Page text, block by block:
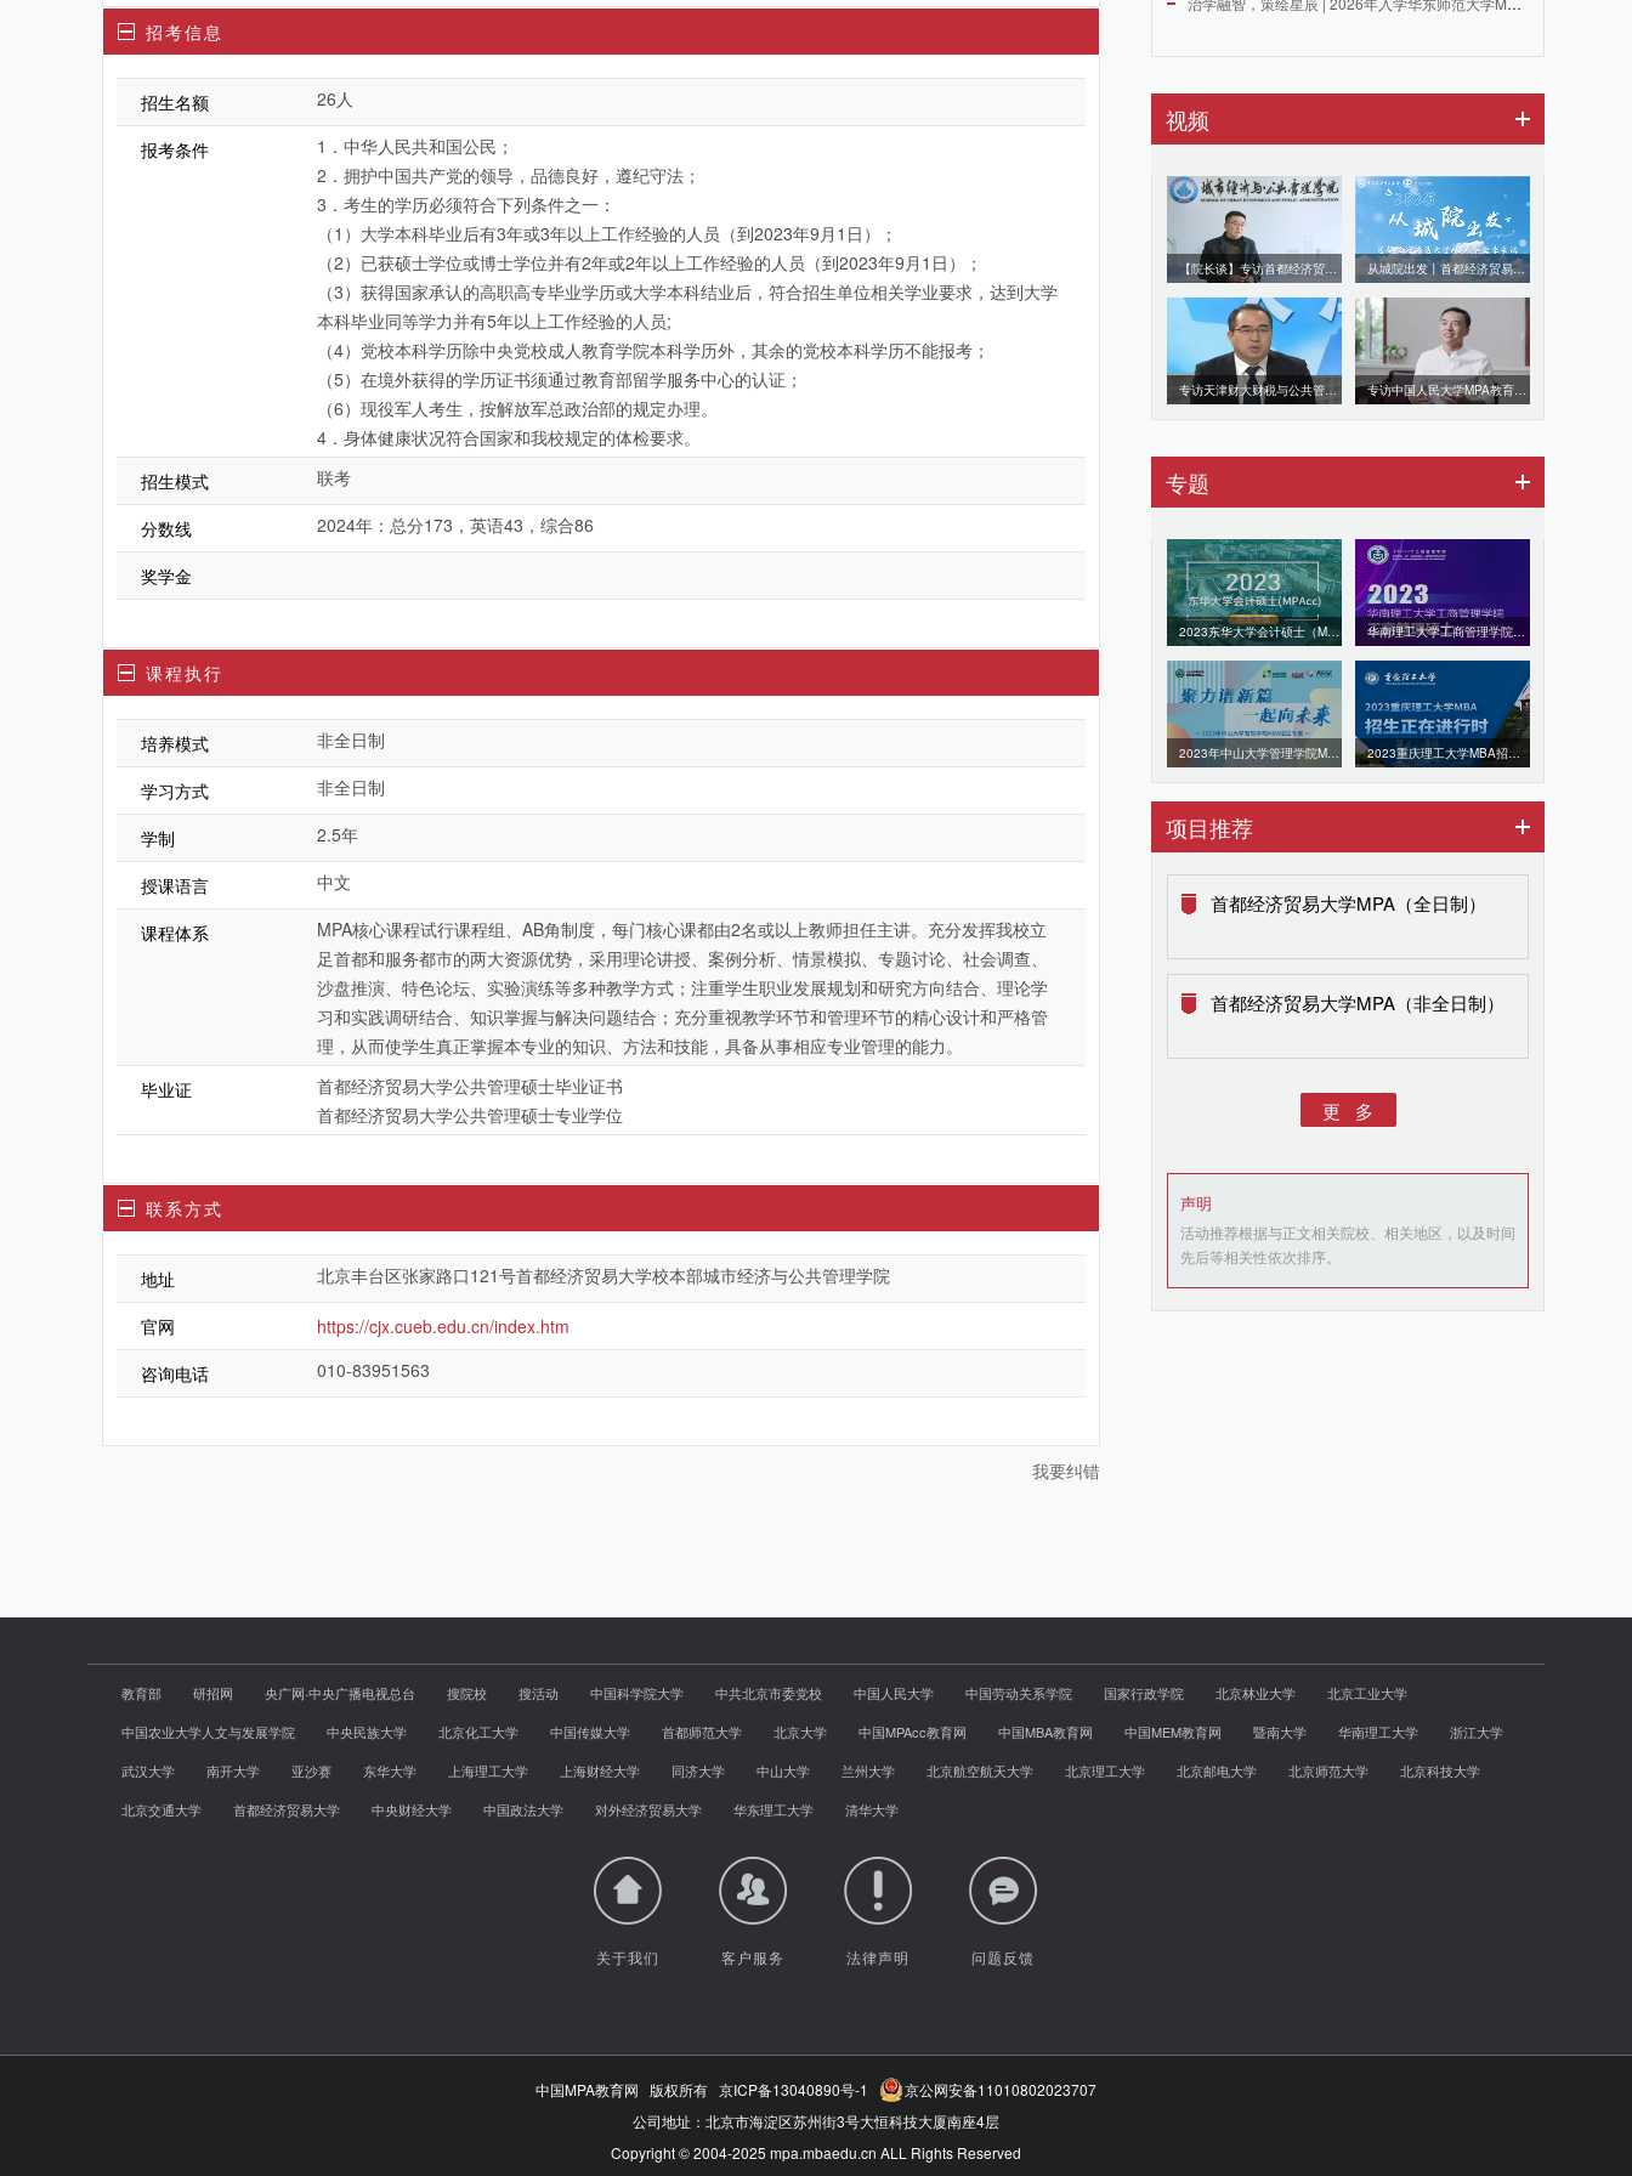
招考信息
招生名额 26人
报考条件
1．中华人民共和国公民；
2．拥护中国共产党的领导，品德良好，遵纪守法；
3．考生的学历必须符合下列条件之一：
（1）大学本科毕业后有3年或3年以上工作经验的人员（到2023年9月1日）；
（2）已获硕士学位或博士学位并有2年或2年以上工作经验的人员（到2023年9月1日）；
（3）获得国家承认的高职高专毕业学历或大学本科结业后，符合招生单位相关学业要求，达到大学
本科毕业同等学力并有5年以上工作经验的人员;
（4）党校本科学历除中央党校成人教育学院本科学历外，其余的党校本科学历不能报考；
（5）在境外获得的学历证书须通过教育部留学服务中心的认证；
（6）现役军人考生，按解放军总政治部的规定办理。
4．身体健康状况符合国家和我校规定的体检要求。
招生模式
联考
分数线 2024年：总分173，英语43，综合86
奖学金
课程执行
培养模式 非全日制
学习方式 非全日制
学制 2.5年
授课语言 中文
课程体系
MPA核心课程试行课程组、AB角制度，每门核心课都由2名或以上教师担任主讲。充分发挥我校立
足首都和服务都市的两大资源优势，采用理论讲授、案例分析、情景模拟、专题讨论、社会调查、
沙盘推演、特色论坛、实验演练等多种教学方式；注重学生职业发展规划和研究方向结合、理论学
习和实践调研结合、知识掌握与解决问题结合；充分重视教学环节和管理环节的精心设计和严格管
理，从而使学生真正掌握本专业的知识、方法和技能，具备从事相应专业管理的能力。
毕业证
首都经济贸易大学公共管理硕士毕业证书
首都经济贸易大学公共管理硕士专业学位
联系方式
地址 北京丰台区张家路口121号首都经济贸易大学校本部城市经济与公共管理学院
官网
https://cjx.cueb.edu.cn/index.htm
咨询电话
010-83951563
我要纠错
视频
【院长谈】专访首都经济贸易大学MPA麻宝斌院长 从城院出发丨首都经济贸易大学MPA毕业季采访
专访天津财大财税与公共管理学院副院长、MPA教育中心主任刘志辉
专题
2023东华大学会计硕士（MPAcc）招生专题
2023年中山大学管理学院MBA招生专题 2023重庆理工大学MBA招生专题
项目推荐
首都经济贸易大学MPA（全日制）
首都经济贸易大学MPA（非全日制）
更 多
声明
活动推荐根据与正文相关院校、相关地区，以及时间
先后等相关性依次排序。
教育部 研招网 央广网·中央广播电视总台 搜院校 搜活动 中国科学院大学 中共北京市委党校 中国人民大学 中国劳动关系学院 国家行政学院 北京林业大学
北京工业大学
中国农业大学人文与发展学院
中央民族大学 北京化工大学 中国传媒大学 首都师范大学 北京大学 中国MPAcc教育网 中国MBA教育网 中国MEM教育网 暨南大学 华南理工大学
浙江大学
武汉大学
南开大学 亚沙赛 东华大学 上海理工大学 上海财经大学 同济大学 中山大学 兰州大学 北京航空航天大学 北京理工大学 北京邮电大学 北京师范大学
北京科技大学
北京交通大学
首都经济贸易大学 中央财经大学 中国政法大学 对外经济贸易大学 华东理工大学 清华大学
关于我们 客户服务 法律声明 问题反馈
中国MPA教育网 版权所有 京ICP备13040890号-1
京公网安备11010802023707
公司地址：北京市海淀区苏州街3号大恒科技大厦南座4层
Copyright © 2004-2025 mpa.mbaedu.cn ALL Rights Reserved